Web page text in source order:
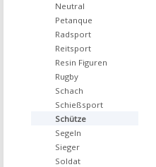
Neutral
Petanque
Radsport
Reitsport
Resin Figuren
Rugby
Schach
Schießsport
Schütze
Segeln
Sieger
Soldat